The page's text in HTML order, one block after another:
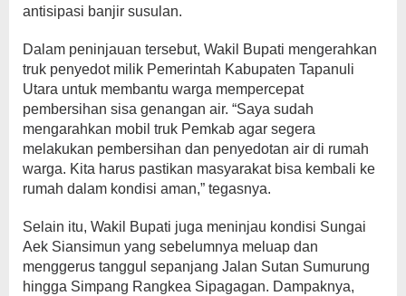
antisipasi banjir susulan.
Dalam peninjauan tersebut, Wakil Bupati mengerahkan
truk penyedot milik Pemerintah Kabupaten Tapanuli
Utara untuk membantu warga mempercepat
pembersihan sisa genangan air. “Saya sudah
mengarahkan mobil truk Pemkab agar segera
melakukan pembersihan dan penyedotan air di rumah
warga. Kita harus pastikan masyarakat bisa kembali ke
rumah dalam kondisi aman,” tegasnya.
Selain itu, Wakil Bupati juga meninjau kondisi Sungai
Aek Siansimun yang sebelumnya meluap dan
menggerus tanggul sepanjang Jalan Sutan Sumurung
hingga Simpang Rangkea Sipagagan. Dampaknya,